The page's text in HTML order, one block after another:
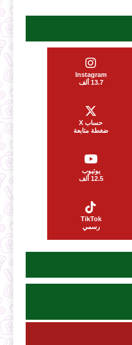
Instagram
13.7 ألف
حساب X
ضغطة متابعة
يوتيوب
12.5 ألف
TikTok
رسمي